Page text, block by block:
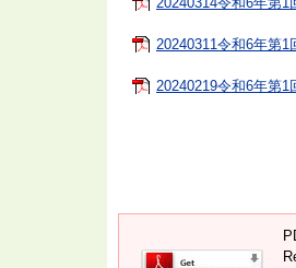
20240311令和6年第
20240219令和6年第